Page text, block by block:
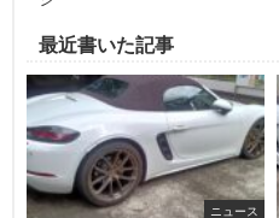
最近書いた記事
ニュース